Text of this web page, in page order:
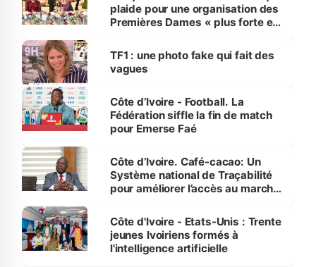
plaide pour une organisation des
Premières Dames « plus forte et
sur la scène internationale »
TF1 : une photo fake qui fait des
vagues
Côte d’Ivoire - Football. La
Fédération siffle la fin de match
pour Emerse Faé
Côte d’Ivoire. Café-cacao: Un
Système national de Traçabilité
pour améliorer l’accès au marché
Côte d'Ivoire - Etats-Unis : Trente
jeunes Ivoiriens formés à
l'intelligence artificielle